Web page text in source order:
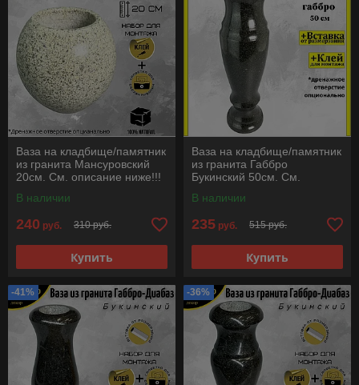
Ваза на кладбище/памятник
из гранита Мансуровский
20см. См. описание ниже!!!
В наличии
240 руб. 310 руб.
Купить
Ваза на кладбище/памятник
из гранита Габбро
Букинский 50см. См.
В наличии
235 руб. 515 руб.
Купить
-41% -36%